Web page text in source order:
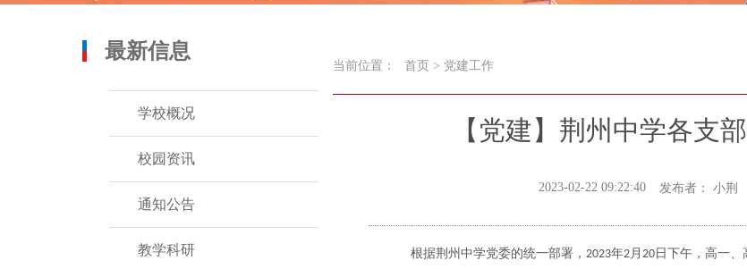
最新信息
学校概况
校园资讯
通知公告
教学科研
当前位置： 首页 > 党建工作
【党建】荆州中学各支
2023-02-22 09:22:40 发布者： 小荆
根据荆州中学党委的统一部署， 2023年2月 20 日下午，高一